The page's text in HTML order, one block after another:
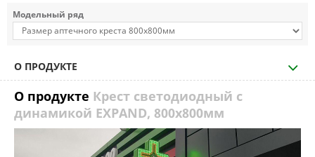
Модельный ряд
О ПРОДУКТЕ
О продукте Крест светодиодный с
динамикой EXPAND, 800х800мм